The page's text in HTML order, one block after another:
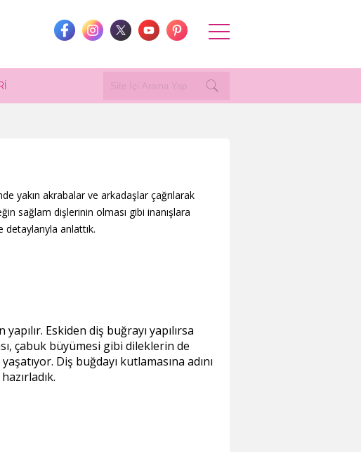
yakın akrabalar ve arkadaşlar çağrılarak
sağlam dişlerinin olması gibi inanışlara
detaylarıyla anlattık.
Eskiden diş buğrayı yapılırsa
çabuk büyümesi gibi dileklerin de
Diş buğdayı kutlamasına adını